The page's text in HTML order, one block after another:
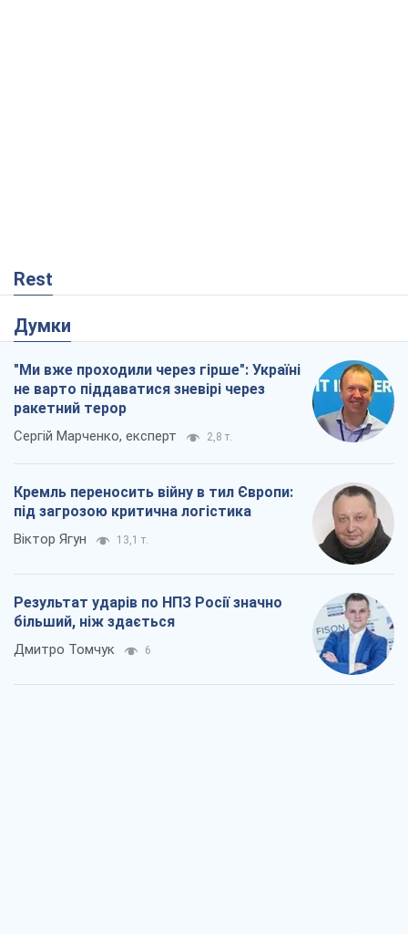
Rest
Думки
"Ми вже проходили через гірше": Україні
не варто піддаватися зневірі через
ракетний терор
Сергій Марченко, експерт 2,8 т.
Кремль переносить війну в тил Європи:
під загрозою критична логістика
Віктор Ягун 13,1 т.
Результат ударів по НПЗ Росії значно
більший, ніж здається
Дмитро Томчук 6